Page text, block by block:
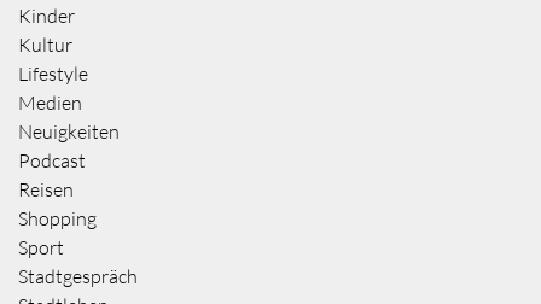
Kinder
Kultur
Lifestyle
Medien
Neuigkeiten
Podcast
Reisen
Shopping
Sport
Stadtgespräch